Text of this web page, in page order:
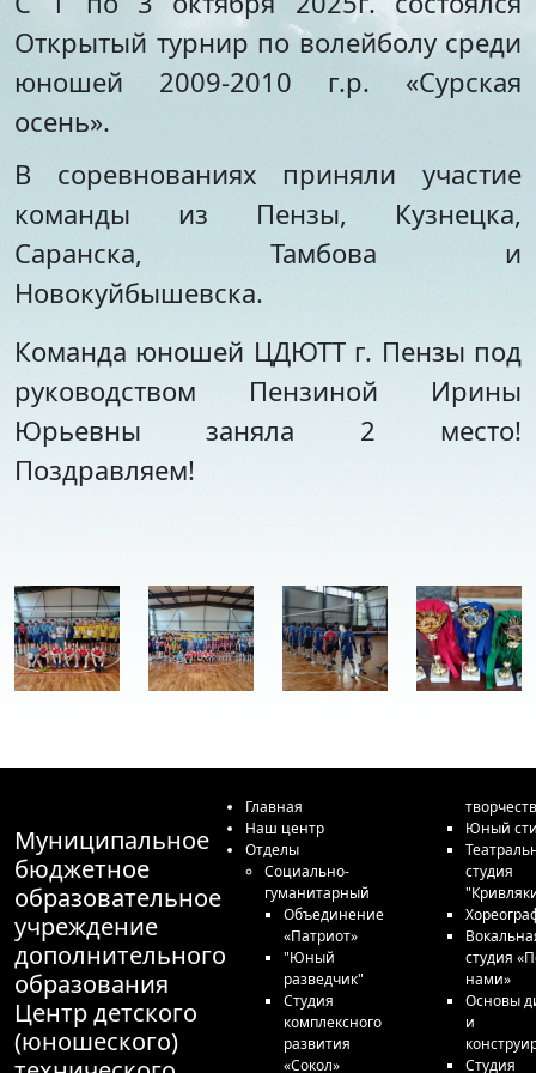
Футбол
Морское многоборье
Волейбол
Тхэквондо
Лёгкая атлетика
Фитнес-аэробика
Киокусинкай
Настольный теннис
Фитбол
Технический
Мотоспорт
Новостная студия
Стипендии и меры
поддержки обучающихся
Международное
сотрудничество
организации
Документы по АХЧ
Педагогический салон
Виртуальная экскурсия
Открытый турнир по волейболу среди
юношей 2009-2010 г.р. «Сурская
осень».
В соревнованиях приняли участие
команды из Пензы, Кузнецка,
Саранска, Тамбова и
Новокуйбышевска.
Команда юношей ЦДЮТТ г. Пензы под
руководством Пензиной Ирины
Юрьевны заняла 2 место!
Поздравляем!
Муниципальное
бюджетное
образовательное
учреждение
дополнительного
образования
Центр детского
(юношеского)
Главная
Наш центр
Отделы
Социально-
гуманитарный
Объединение
«Патриот»
"Юный
разведчик"
Студия
комплексного
развития
«Сокол»
Юный
студия
студия
нами»
Основы
и
Студия